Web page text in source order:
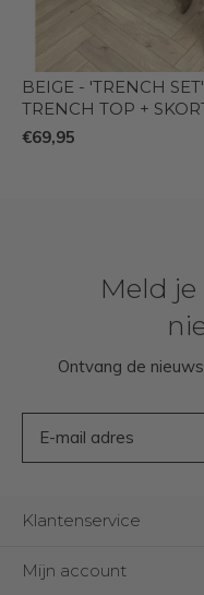
BEIGE - 'TRENCH
TRENCH TOP +
€69,95
Meld
Ontvang de
Klantenservice
Mijn account